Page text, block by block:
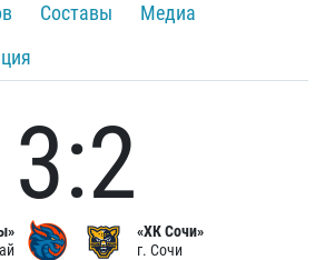
Составы
Медиа
3:2
«ХК Сочи»
г. Сочи